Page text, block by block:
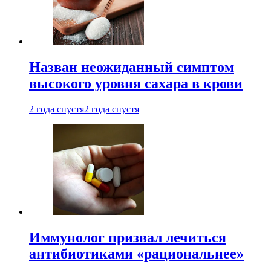
Назван неожиданный симптом
высокого уровня сахара в крови
2 года спустя2 года спустя
Иммунолог призвал лечиться
антибиотиками «рациональнее»